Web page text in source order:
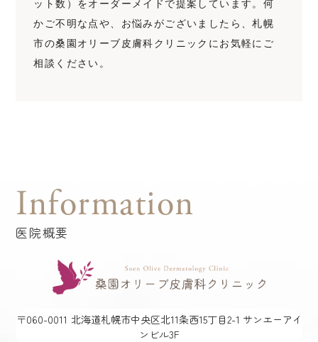
ット数）をオーダーメイドで提案しています。何
かご不明な点や、お悩みがございましたら、札幌
市の桑園オリーブ皮膚科クリニックにお気軽にご
相談ください。
Information
医院概要
〒060-0011 北海道札幌市中央区北11条西15丁目2-1 サンエーアイ
ンビル3F